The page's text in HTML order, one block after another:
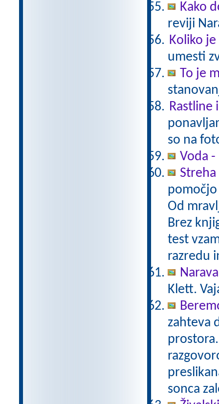
Kako
reviji
Koliko
umesti
To je
Rastline
so na
Voda
Od
Brez
test
razredu
Narava
Klett.
zahteva
sonca